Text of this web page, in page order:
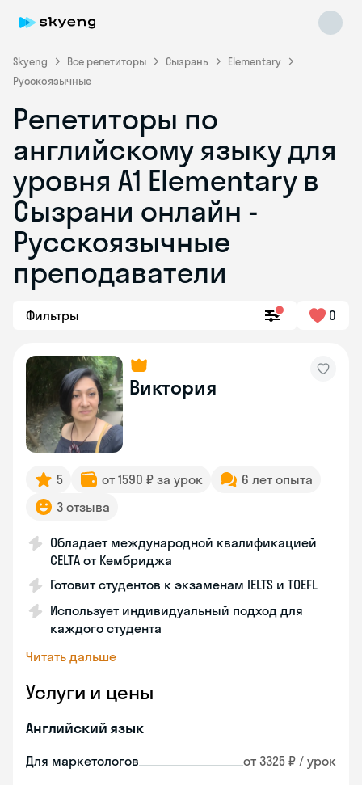
Skyeng Все репетиторы Сызрань
Elementary
Русскоязычные
Репетиторы по
английскому языку для
уровня A1 Elementary в
Сызрани онлайн -
Русскоязычные
преподаватели
Фильтры 0
Виктория
5 от 1590 ₽ за урок
6 лет опыта
3 отзыва
Обладает международной квалификацией
CELTA от Кембриджа
Готовит студентов к экзаменам IELTS и TOEFL
Использует индивидуальный подход для
каждого студента
Читать дальше
Услуги и цены
Английский язык
Для маркетологов от 3325 ₽ / урок
Skyeng Chat
online